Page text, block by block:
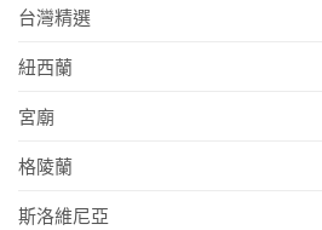
台灣精選
紐西蘭
宮廟
格陵蘭
斯洛維尼亞